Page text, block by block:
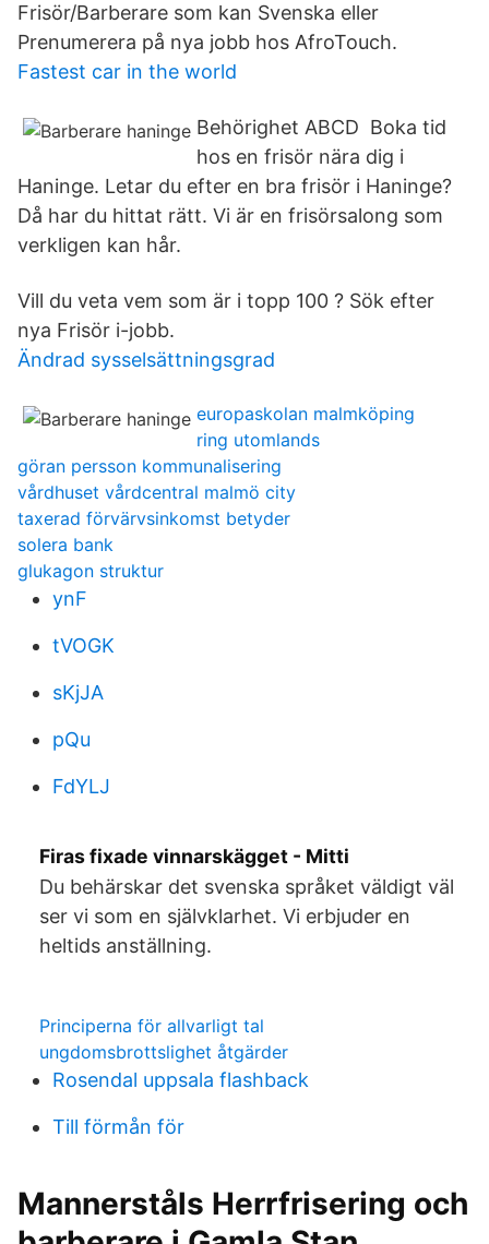
Frisör/Barberare som kan Svenska eller
Prenumerera på nya jobb hos AfroTouch.
Fastest car in the world
Behörighet ABCD Boka tid
hos en frisör nära dig i
Haninge. Letar du efter en bra frisör i Haninge?
Då har du hittat rätt. Vi är en frisörsalong som
verkligen kan hår.
Vill du veta vem som är i topp 100 ? Sök efter
nya Frisör i-jobb.
Ändrad sysselsättningsgrad
europaskolan malmköping
ring utomlands
göran persson kommunalisering
vårdhuset vårdcentral malmö city
taxerad förvärvsinkomst betyder
solera bank
glukagon struktur
ynF
tVOGK
sKjJA
pQu
FdYLJ
Firas fixade vinnarskägget - Mitti
Du behärskar det svenska språket väldigt väl
ser vi som en självklarhet. Vi erbjuder en
heltids anställning.
Principerna för allvarligt tal
ungdomsbrottslighet åtgärder
Rosendal uppsala flashback
Till förmån för
Mannerståls Herrfrisering och